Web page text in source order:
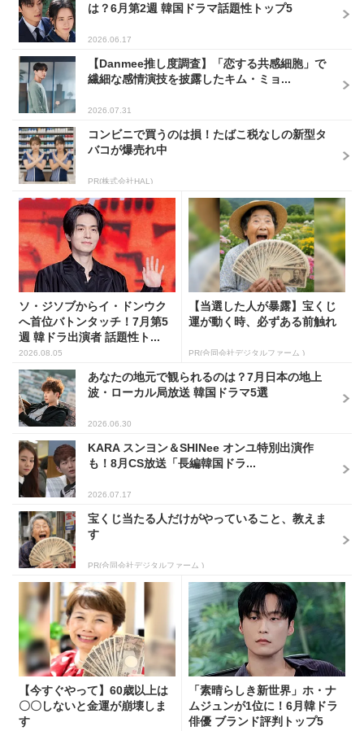
は？6月第2週 韓国ドラマ話題性トップ5
2026.06.17
【Danmee推し度調査】「恋する共感細胞」で
繊細な感情演技を披露したキム・ミョ...
2026.07.31
コンビニで買うのは損！たばこ税なしの新型タ
バコが爆売れ中
PR(株式会社HAL)
ソ・ジソブからイ・ドンウク
へ首位バトンタッチ！7月第5
週 韓ドラ出演者 話題性ト...
2026.08.05
【当選した人が暴露】宝くじ
運が動く時、必ずある前触れ
PR(合同会社デジタルファーム )
あなたの地元で観られるのは？7月日本の地上
波・ローカル局放送 韓国ドラマ5選
2026.06.30
KARA スンヨン＆SHINee オンユ特別出演作
も！8月CS放送「長編韓国ドラ...
2026.07.17
宝くじ当たる人だけがやっていること、教えま
す
PR(合同会社デジタルファーム )
【今すぐやって】60歳以上は
〇〇しないと金運が崩壊しま
す
「素晴らしき新世界」ホ・ナ
ムジュンが1位に！6月韓ドラ
俳優 ブランド評判トップ5